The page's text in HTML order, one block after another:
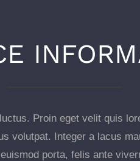
Proin eget velit quis
volutpat. Integer a lacus
porta, felis ante